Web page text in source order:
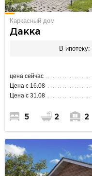
Каркасный дом
Дакка
В ипотеку:
цена сейчас
Цена с 16.08
Цена с 31.08
5 2 2